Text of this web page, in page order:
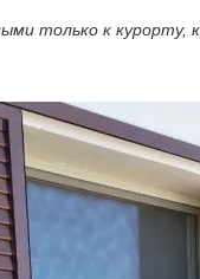
только к курорту,